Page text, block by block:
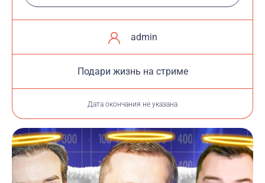
admin
Подари жизнь на стриме
Дата окончания не указана